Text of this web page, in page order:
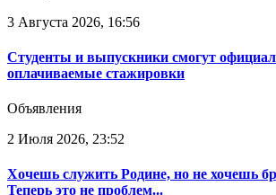
3 Августа 2026, 16:56
Студенты и выпускники смогут
оплачиваемые стажировки
Объявления
2 Июля 2026, 23:52
Хочешь служить Родине, но не хочешь
Теперь это не проблем...